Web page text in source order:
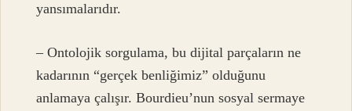
yansımalarıdır.
– Ontolojik sorgulama, bu dijital parçaların ne
kadarının “gerçek benliğimiz” olduğunu
anlamaya çalışır. Bourdieu’nun sosyal sermaye